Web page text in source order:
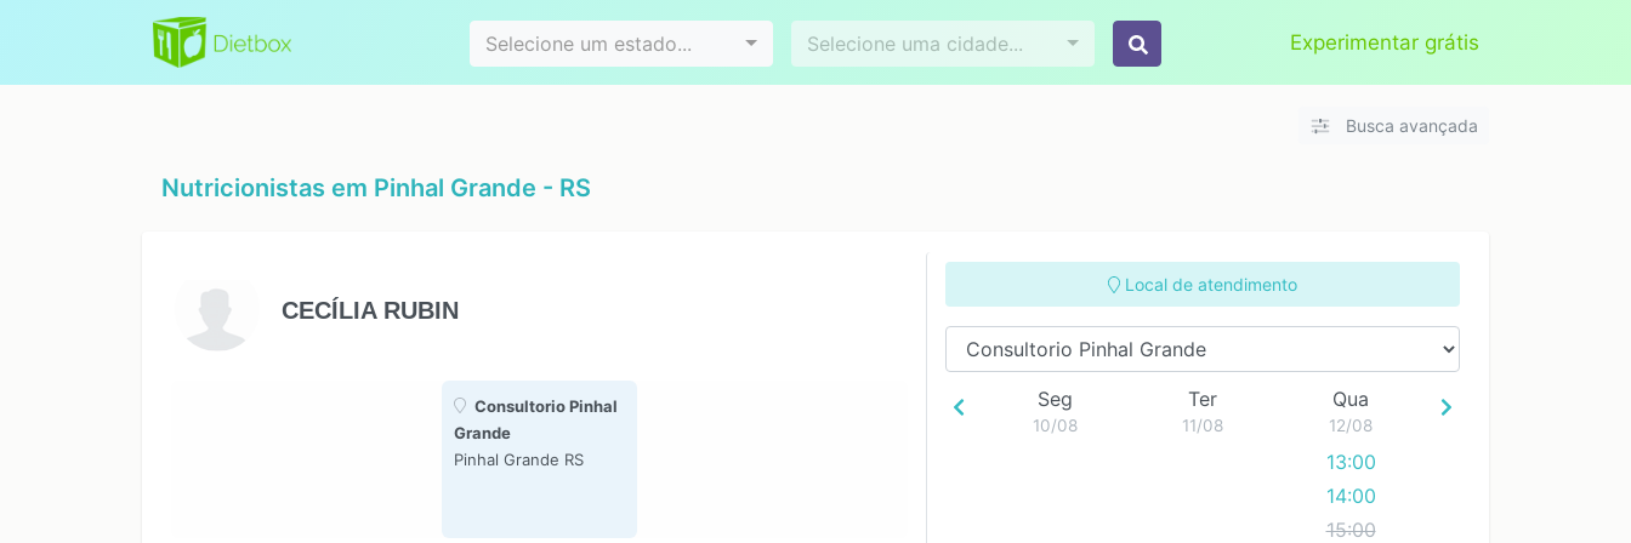
Selecione um estado... Selecione uma cidade... Experimentar grátis
Videoconferência Aplicar
Busca avançada
Nutricionistas em Pinhal Grande - RS
CECÍLIA RUBIN
Consultorio Pinhal
Grande
Pinhal Grande RS
Local de atendimento
Seg
10/08
Ter
11/08
Qua
12/08
13:00
14:00
15:00